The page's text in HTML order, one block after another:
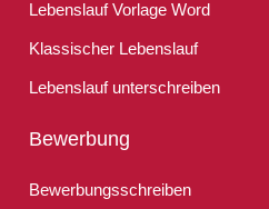
Lebenslauf Vorlage Word
Klassischer Lebenslauf
Lebenslauf unterschreiben
Bewerbung
Bewerbungsschreiben